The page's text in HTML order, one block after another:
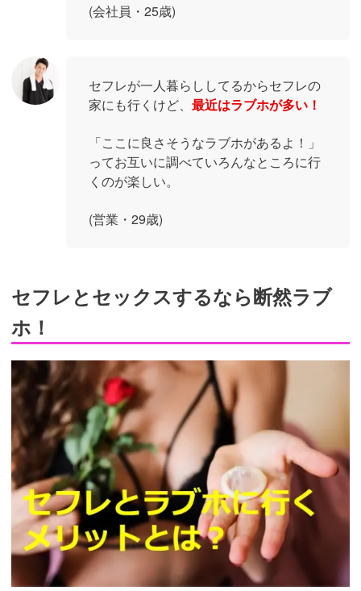
(会社員・25歳)
セフレが一人暮らししてるからセフレの
家にも行くけど、 最近はラブホが多い！
「ここに良さそうなラブホがあるよ！」
ってお互いに調べていろんなところに行
くのが楽しい。
(営業・29歳)
セフレとセックスするなら断然ラブ
ホ！